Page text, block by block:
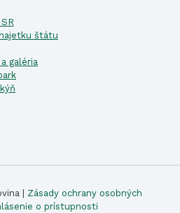
štátu
galéria
| Zásady ochrany osobných
o prístupnosti